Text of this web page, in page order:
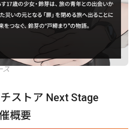
ス
ストア Next Stage
概要